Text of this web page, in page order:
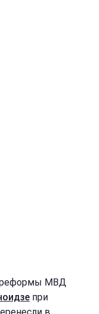
реформы МВД
при
в